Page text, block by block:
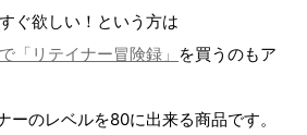
ぐ欲しい！という方は
「リテイナー冒険録」 を買うのもア
ーのレベルを80に出来る商品です。